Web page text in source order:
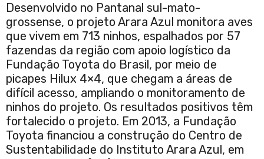
Desenvolvido no Pantanal sul-mato-
grossense, o projeto Arara Azul monitora aves
que vivem em 713 ninhos, espalhados por 57
fazendas da região com apoio logístico da
Fundação Toyota do Brasil, por meio de
picapes Hilux 4×4, que chegam a áreas de
difícil acesso, ampliando o monitoramento de
ninhos do projeto. Os resultados positivos têm
fortalecido o projeto. Em 2013, a Fundação
Toyota financiou a construção do Centro de
Sustentabilidade do Instituto Arara Azul, em